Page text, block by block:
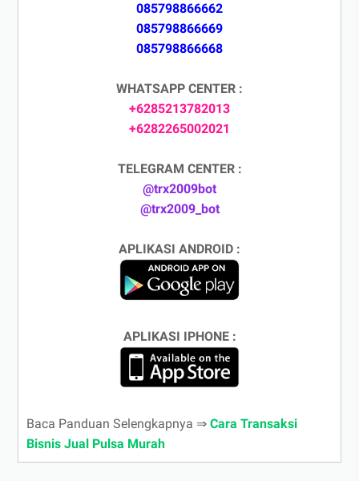
085798866662
085798866669
085798866668
WHATSAPP CENTER :
+6285213782013
+6282265002021
TELEGRAM CENTER :
@trx2009bot
@trx2009_bot
APLIKASI ANDROID :
APLIKASI IPHONE :
Baca Panduan Selengkapnya ⇒ Cara Transaksi
Bisnis Jual Pulsa Murah